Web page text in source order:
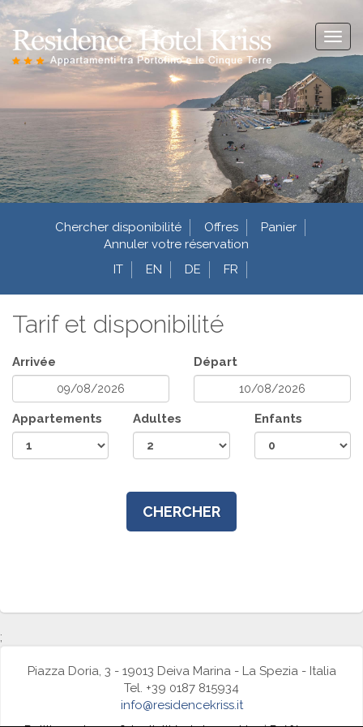
Toggle
Chercher disponibilité Offres
Panier
Annuler votre réservation
IT
EN DE FR
Tarif et disponibilité
Arrivée Départ
Appartements Adultes Enfants
CHERCHER
;
Piazza Doria, 3 - 19013 Deiva Marina - La Spezia - Italia
Tel. +39 0187 815934
info@residencekriss.it